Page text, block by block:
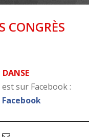
CONGRÈS
DANSE
sur Facebook :